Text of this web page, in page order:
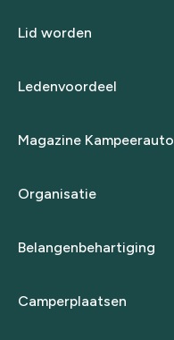
Lid worden
Ledenvoordeel
Magazine Kampeerauto
Organisatie
Belangenbehartiging
Camperplaatsen